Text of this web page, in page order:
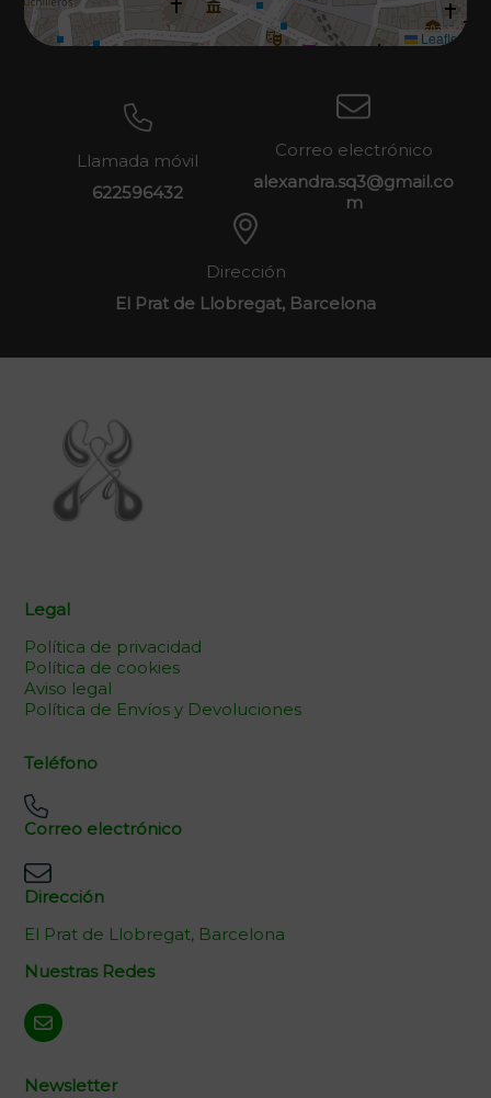
Leaflet
Llamada móvil
622596432
Correo electrónico
alexandra.sq3@gmail.co
m
Dirección
El Prat de Llobregat, Barcelona
Legal
Política de privacidad
Política de cookies
Aviso legal
Política de Envíos y Devoluciones
Teléfono
Correo electrónico
Dirección
El Prat de Llobregat, Barcelona
Nuestras Redes
Newsletter